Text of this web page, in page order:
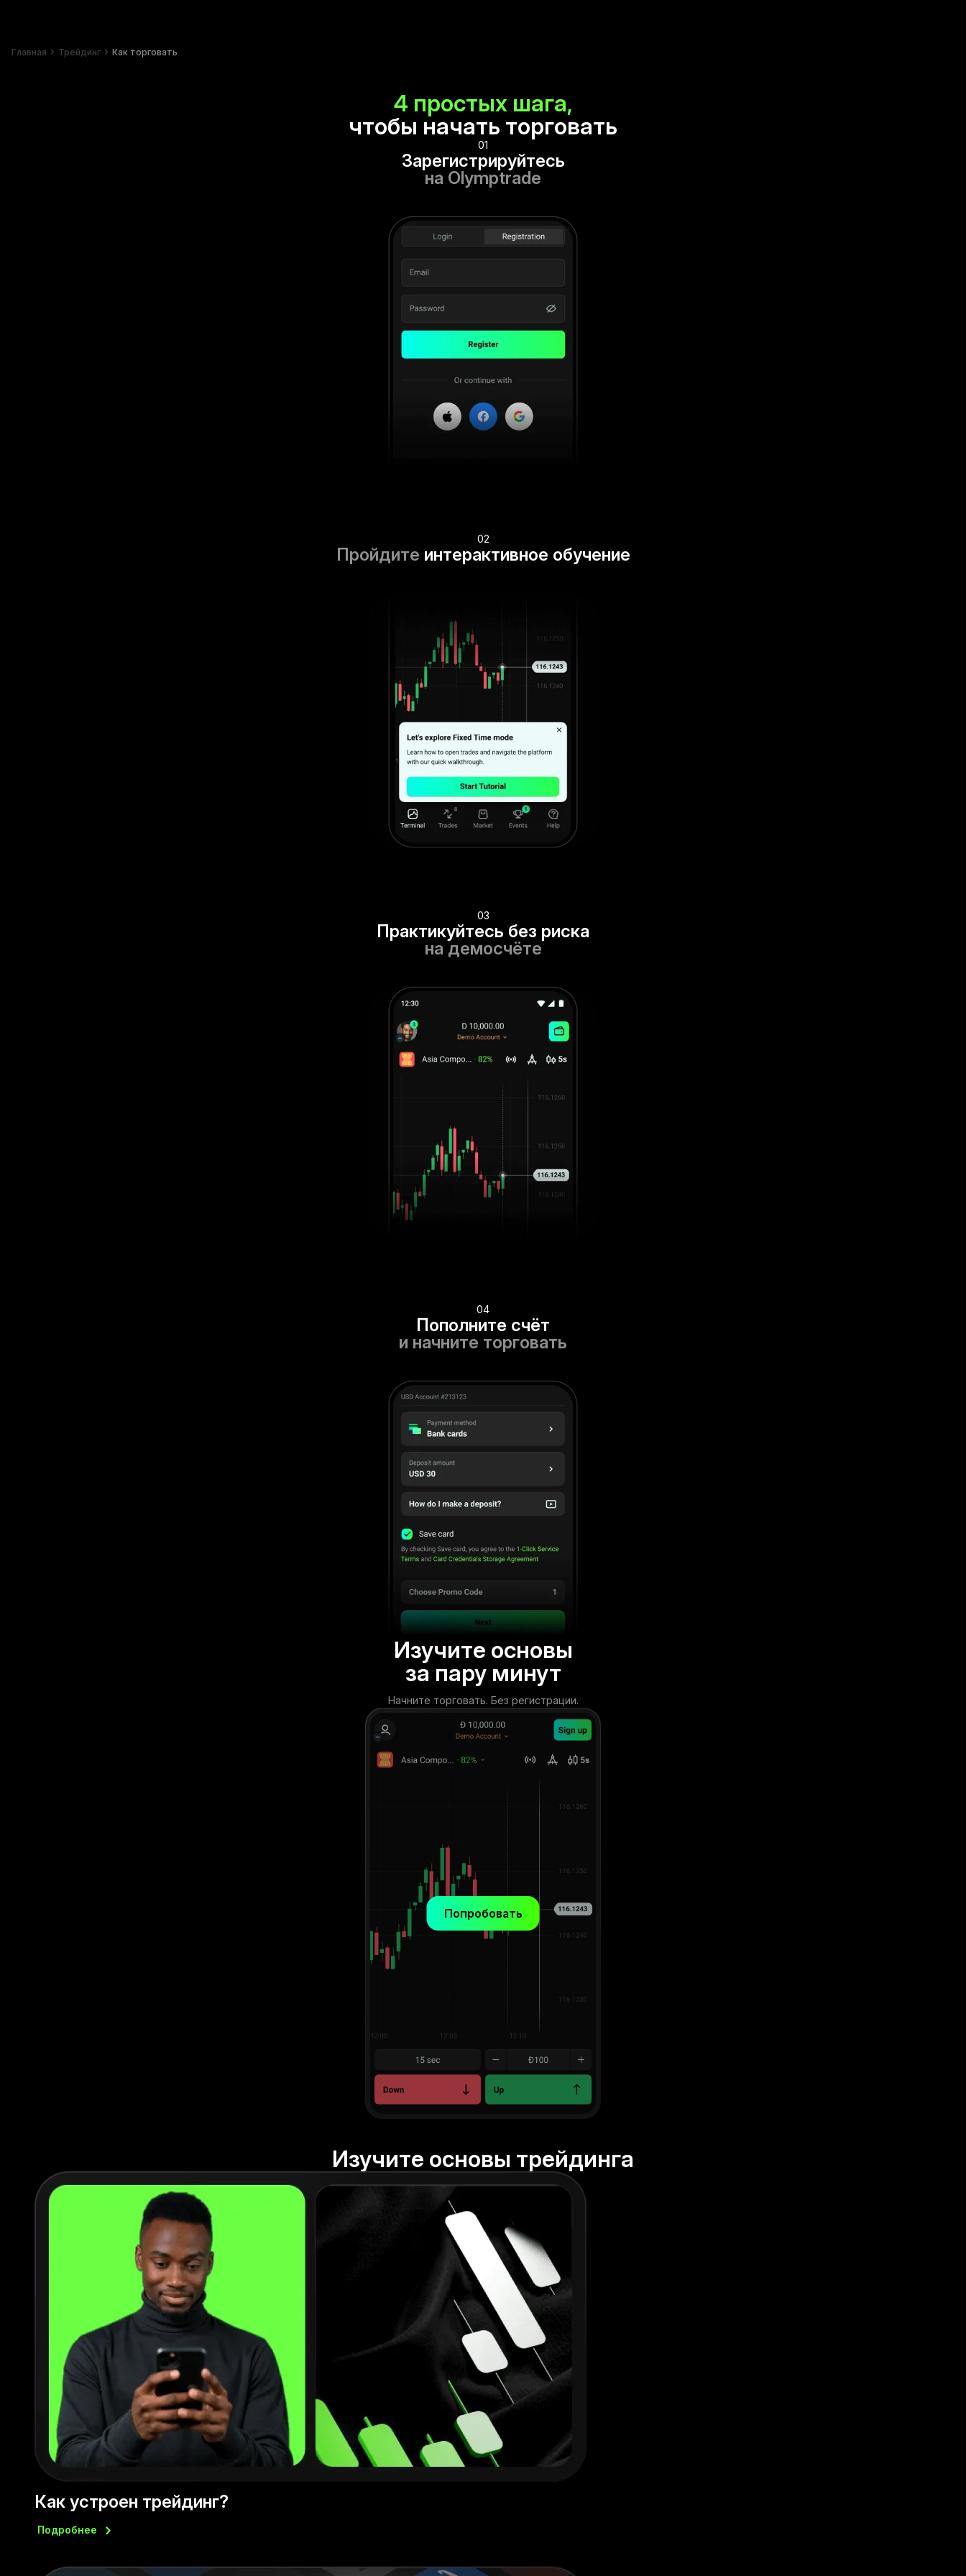
Главная Трейдинг Как торговать
4 простых шага,
чтобы начать торговать
01
Зарегистрируйтесь
на Olymptrade
02
Пройдите интерактивное обучение
03
Практикуйтесь без риска
на демосчёте
04
Пополните счёт
и начните торговать
Изучите основы
за пару минут
Начните торговать. Без регистрации.
Попробовать
Изучите основы трейдинга
Как устроен трейдинг?
Подробнее